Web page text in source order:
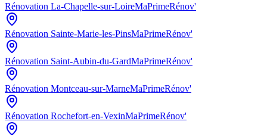
Rénovation La-Chapelle-sur-LoireMaPrimeRénov'
Rénovation Sainte-Marie-les-PinsMaPrimeRénov'
Rénovation Saint-Aubin-du-GardMaPrimeRénov'
Rénovation Montceau-sur-MarneMaPrimeRénov'
Rénovation Rochefort-en-VexinMaPrimeRénov'